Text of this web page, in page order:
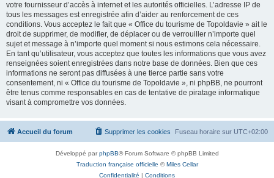
votre fournisseur d’accès à internet et les autorités officielles. L’adresse IP de
tous les messages est enregistrée afin d’aider au renforcement de ces
conditions. Vous acceptez le fait que « Office du tourisme de Topoldavie » ait le
droit de supprimer, de modifier, de déplacer ou de verrouiller n’importe quel
sujet et message à n’importe quel moment si nous estimons cela nécessaire.
En tant qu’utilisateur, vous acceptez que toutes les informations que vous avez
renseignées soient enregistrées dans notre base de données. Bien que ces
informations ne seront pas diffusées à une tierce partie sans votre
consentement, ni « Office du tourisme de Topoldavie », ni phpBB, ne pourront
être tenus comme responsables en cas de tentative de piratage informatique
visant à compromettre vos données.
Accueil du forum Fuseau horaire sur UTC+02:00
Supprimer les cookies
Développé parphpBB® Forum Software © phpBB Limited
Traduction française officielle ©Miles Cellar
Confidentialité | Conditions